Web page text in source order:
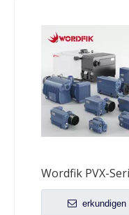
erkundigen